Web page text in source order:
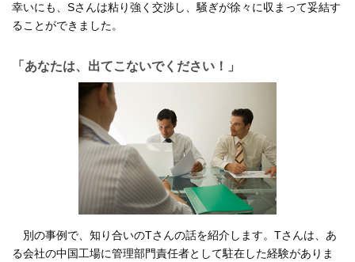
幸いにも、Sさんは粘り強く交渉し、騒ぎが徐々に収まって妥結す
ることができました。
「あなたは、出てこないでください！」
別の事例で、知り合いのTさんの話を紹介します。Tさんは、あ
る会社の中国工場に管理部門責任者として駐在した経験がありま